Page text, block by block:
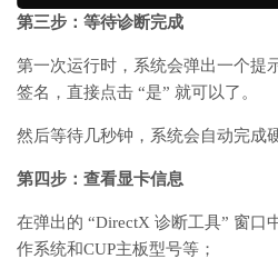
第三步：等待诊断完成
第一次运行时，系统会弹出一个提
签名，直接点击 “是” 就可以了。
然后等待几秒钟，系统会自动完成
第四步：查看显卡信息
在弹出的 “DirectX 诊断工具” 窗口
作系统和CUP主板型号等；